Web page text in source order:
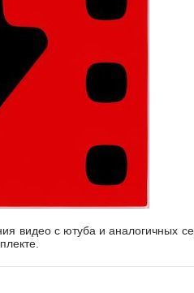
видео с ютуба и аналогичных